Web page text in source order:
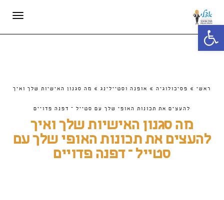
פתח סרגל נגישות
ראשי » פסיכולוגיה » אופנה וסטיילינג » מה סגנון האישיות שלך ואיך
להעצים את תכונות האופי שלך עם סטייל – דפנה פדויים
מה סגנון האישיות שלך ואיך
להעצים את תכונות האופי שלך עם
סטייל – דפנה פדויים